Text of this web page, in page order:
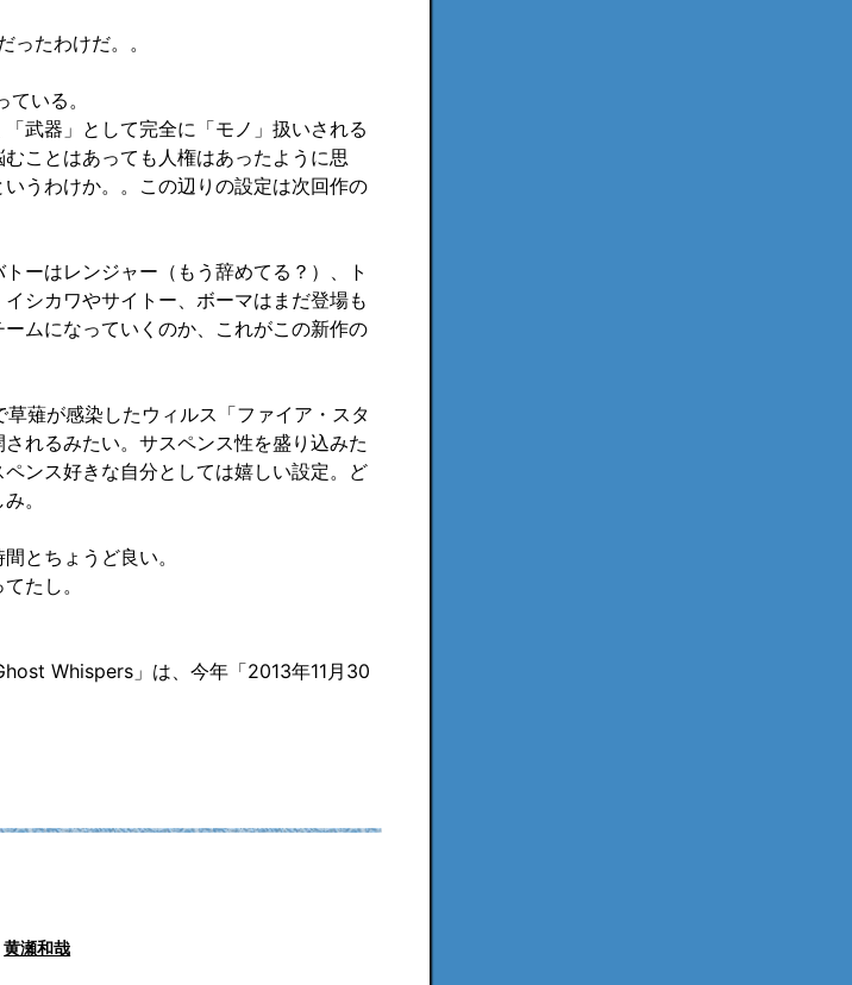
ったわけだ。。
いる。
武器」として完全に「モノ」扱いされる
ことはあっても人権はあったように思
うわけか。。この辺りの設定は次回作の
ーはレンジャー（もう辞めてる？）、ト
シカワやサイトー、ボーマはまだ登場も
ムになっていくのか、これがこの新作の
薙が感染したウィルス「ファイア・スタ
れるみたい。サスペンス性を盛り込みた
ンス好きな自分としては嬉しい設定。ど
。
とちょうど良い。
たし。
Whispers」は、今年「2013年11月30
黄瀬和哉